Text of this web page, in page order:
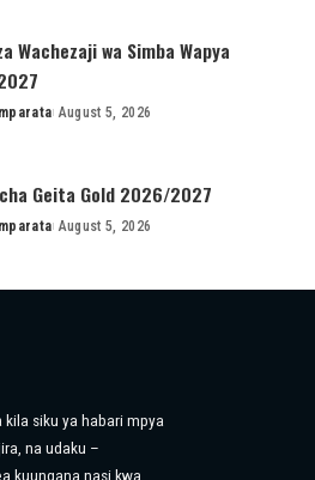
Wachezaji wa Simba Wapya
August 5, 2026
Geita Gold 2026/2027
August 5, 2026
siku ya habari mpya
na udaku –
kuungana nasi kwa